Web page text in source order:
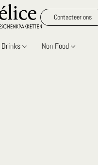
Contacteer ons
Drinks Non Food